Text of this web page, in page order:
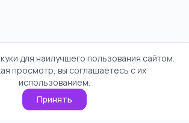
для наилучшего пользования сайтом.
просмотр, вы соглашаетесь с их
использованием.
Принять